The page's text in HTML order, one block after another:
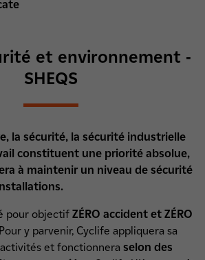
et environnement -
SHEQS
la sécurité, la sécurité industrielle
constituent une priorité absolue,
à maintenir un niveau de sécurité
pour objectif ZÉRO accident et ZÉRO
y parvenir, Cyclife appliquera sa
et fonctionnera selon des